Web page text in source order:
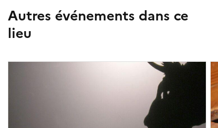
Autres événements dans ce
lieu